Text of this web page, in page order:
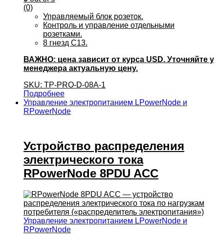
(0)
Управляемый блок розеток.
Контроль и управление отдельными
розетками.
8 гнезд С13.
ВАЖНО: цена зависит от курса USD. Уточняйте у
менеджера актуальную цену.
SKU: TP-PRO-D-08A-1
Подробнее
Управление электропитанием LPowerNode и
RPowerNode
Устройство распределения
электрического тока
RPowerNode 8PDU ACC
Управление электропитанием LPowerNode и
RPowerNode